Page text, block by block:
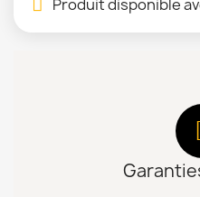
Produit disponible